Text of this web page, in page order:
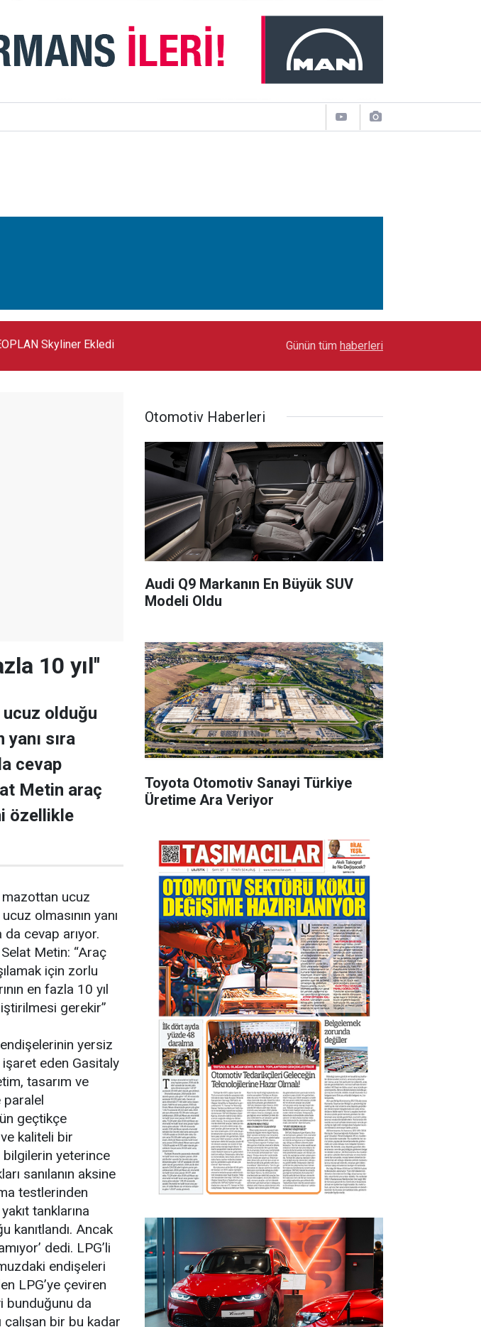
Oldu Toyota Otomotiv Sanayi Türkiye Üretime Ara
Günün tüm haberleri
10 yıl''
ucuz olduğu
yanı sıra
cevap
Metin araç
özellikle
mazottan ucuz
olmasının yanı
cevap arıyor.
Metin: “Araç
için zorlu
en fazla 10 yıl
gerekir”
yersiz
işaret eden Gasitaly
tasarım ve
paralel
geçtikçe
kaliteli bir
yeterince
sanılanın aksine
testlerinden
tanklarına
kanıtlandı. Ancak
dedi. LPG’li
endişeleri
LPG’ye çeviren
bunduğunu da
çalışan bir bu kadar
Otomotiv Haberleri
Audi Q9 Markanın En Büyük SUV
Modeli Oldu
Toyota Otomotiv Sanayi Türkiye
Üretime Ara Veriyor